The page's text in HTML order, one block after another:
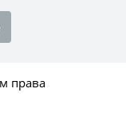
права